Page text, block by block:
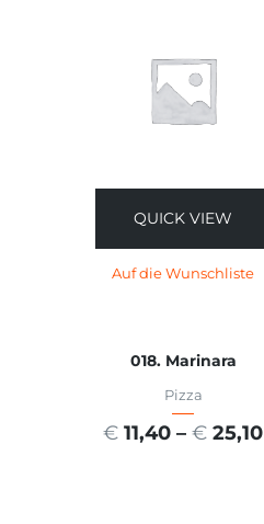
QUICK VIEW
Auf die Wunschliste
018. Marinara
Pizza
€ 11,40 – € 25,10